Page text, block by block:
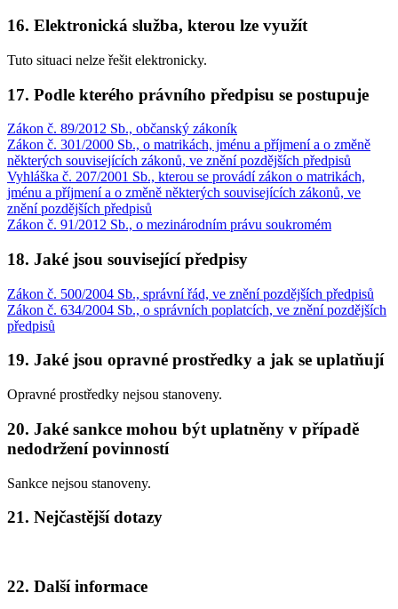
16. Elektronická služba, kterou lze využít
Tuto situaci nelze řešit elektronicky.
17. Podle kterého právního předpisu se postupuje
Zákon č. 89/2012 Sb., občanský zákoník
Zákon č. 301/2000 Sb., o matrikách, jménu a příjmení a o změně
některých souvisejících zákonů, ve znění pozdějších předpisů
Vyhláška č. 207/2001 Sb., kterou se provádí zákon o matrikách,
jménu a příjmení a o změně některých souvisejících zákonů, ve
znění pozdějších předpisů
Zákon č. 91/2012 Sb., o mezinárodním právu soukromém
18. Jaké jsou související předpisy
Zákon č. 500/2004 Sb., správní řád, ve znění pozdějších předpisů
Zákon č. 634/2004 Sb., o správních poplatcích, ve znění pozdějších
předpisů
19. Jaké jsou opravné prostředky a jak se uplatňují
Opravné prostředky nejsou stanoveny.
20. Jaké sankce mohou být uplatněny v případě
nedodržení povinností
Sankce nejsou stanoveny.
21. Nejčastější dotazy
22. Další informace